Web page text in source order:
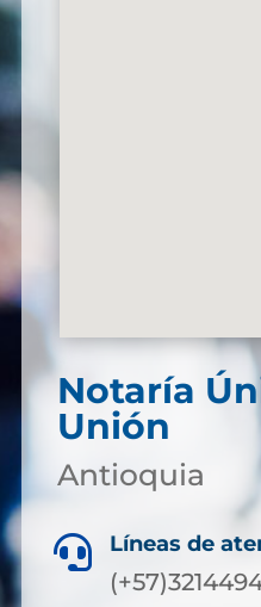
Notaría
Unión
Antioquia
 Líneas de